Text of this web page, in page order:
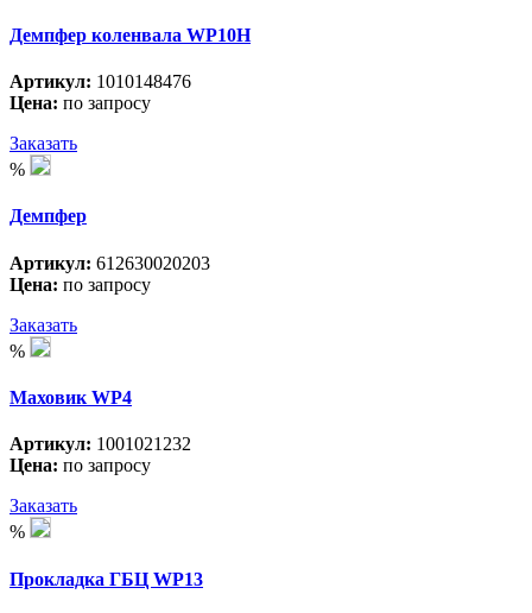
Демпфер коленвала WP10H
Артикул: 1010148476
Цена: по запросу
Заказать
%
Демпфер
Артикул: 612630020203
Цена: по запросу
Заказать
%
Маховик WP4
Артикул: 1001021232
Цена: по запросу
Заказать
%
Прокладка ГБЦ WP13